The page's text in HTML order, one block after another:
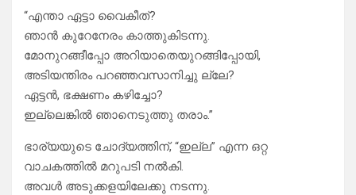
“എന്താ ഏട്ടാ വൈകീത്?
ഞാൻ കുറേനേരം കാത്തുകിടന്നു.
മോനുറങ്ങീപ്പോ അറിയാതെയുറങ്ങിപ്പോയി,
അടിയന്തിരം പറഞ്ഞവസാനിച്ചു ല്ലേ?
ഏട്ടൻ, ഭക്ഷണം കഴിച്ചോ?
ഇല്ലെങ്കിൽ ഞാനെടുത്തു തരാം.”
ഭാര്യയുടെ ചോദ്യത്തിന്, “ഇല്ല” എന്ന ഒറ്റ
വാചകത്തിൽ മറുപടി നൽകി.
അവൾ അടുക്കളയിലേക്കു നടന്നു.